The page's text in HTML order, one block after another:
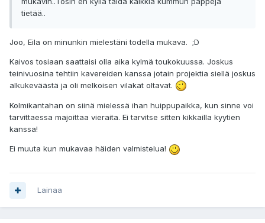
tietää..
Joo, Eila on minunkin mielestäni todella mukava. ;D
Kaivos tosiaan saattaisi olla aika kylmä toukokuussa. Joskus
teinivuosina tehtiin kavereiden kanssa jotain projektia siellä joskus
alkukeväästä ja oli melkoisen vilakat oltavat.
Kolmikantahan on siinä mielessä ihan huippupaikka, kun sinne voi
tarvittaessa majoittaa vieraita. Ei tarvitse sitten kikkailla kyytien
kanssa!
Ei muuta kun mukavaa häiden valmistelua!
Lainaa